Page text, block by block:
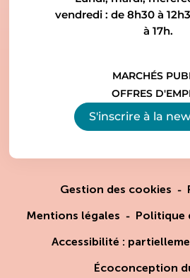
vendredi : de 8h30 à
à 17h.
MARCHÉS
OFFRES
S'inscrire à la
Gestion des cookies
Mentions légales
Politique
Accessibilité :
Écoconception